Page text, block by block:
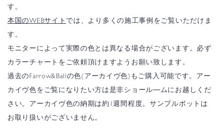
す。
本国のWEBサイト では、より多くの施工事例をご覧いただけま
す。
モニターによって実際の色とは異なる場合がございます。必ず
カラーチャートをご依頼頂けますようお願い致します。
過去のFarrow&Ballの色(アーカイヴ色)もご購入可能です。アー
カイヴ色をご覧になりたい方は是非ショール―ムにお越しくだ
さい。アーカイヴ色の納期は約1週間程度。サンプルポットは
お取り扱いがございません。